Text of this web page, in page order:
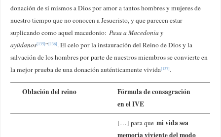
donación de sí mismos a Dios por amor a tantos hombres y mujeres de
nuestro tiempo que no conocen a Jesucristo, y que parecen estar
suplicando como aquel macedonio: Pasa a Macedonia y
ayúdanos[135]”[136]. El celo por la instauración del Reino de Dios y la
salvación de los hombres por parte de nuestros miembros se convierte en
la mejor prueba de una donación auténticamente vivida[137].
Oblación del reino
Fórmula de consagración
en el IVE
[…] para quemi vida sea